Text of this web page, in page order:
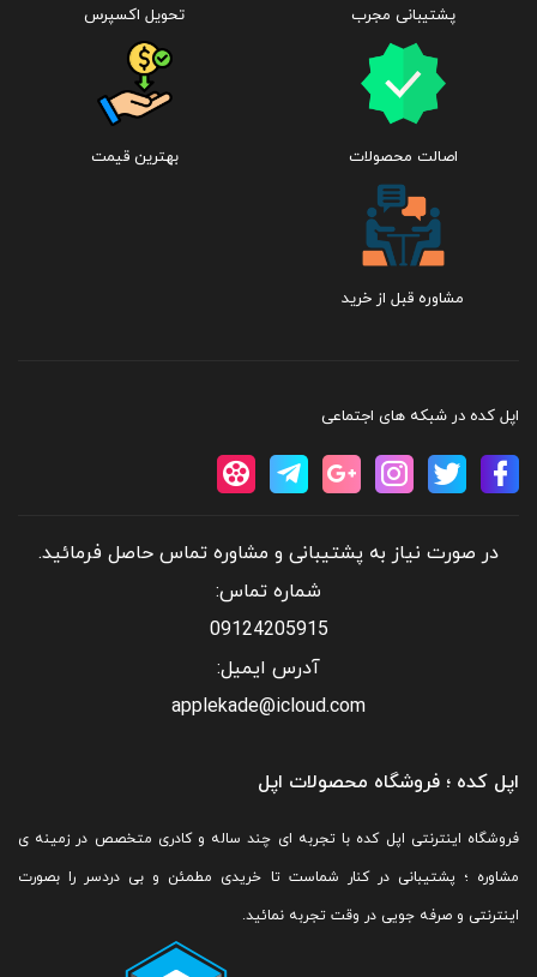
پشتیبانی مجرب تحویل اکسپرس
اصالت محصولات بهترین قیمت
مشاوره قبل از خرید
اپل کده در شبکه های اجتماعی
در صورت نیاز به پشتیبانی و مشاوره تماس حاصل فرمائید.
شماره تماس:
09124205915
آدرس ایمیل:
applekade@icloud.com
اپل کده ؛ فروشگاه محصولات اپل
فروشگاه اینترنتی اپل کده با تجربه ای چند ساله و کادری متخصص در زمینه ی
مشاوره ؛ پشتیبانی در کنار شماست تا خریدی مطمئن و بی دردسر را بصورت
اینترنتی و صرفه جویی در وقت تجربه نمائید.